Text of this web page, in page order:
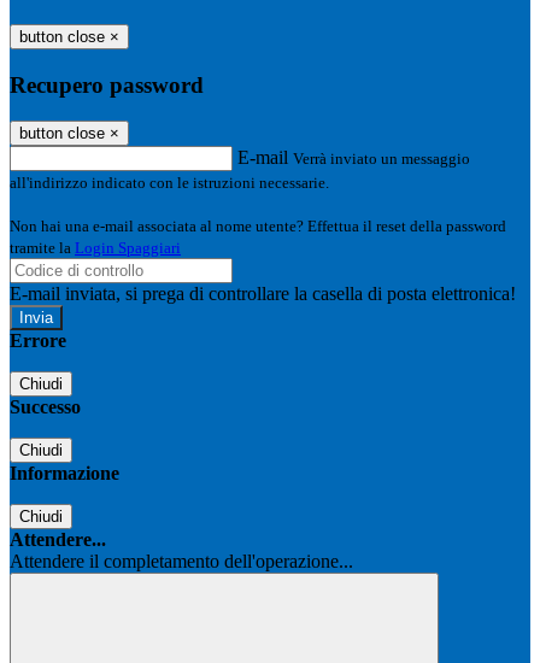
button close ×
Recupero password
button close ×
E-mail Verrà inviato un messaggio
all'indirizzo indicato con le istruzioni necessarie.
Non hai una e-mail associata al nome utente? Effettua il reset della password
tramite la Login Spaggiari
E-mail inviata, si prega di controllare la casella di posta elettronica!
Errore
Chiudi
Successo
Chiudi
Informazione
Chiudi
Attendere...
Attendere il completamento dell'operazione...